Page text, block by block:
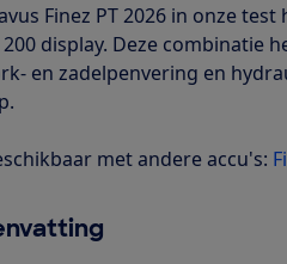
Finez PT 2026 in onze
display. Deze combinatie
en zadelpenvering en
met andere accu's: